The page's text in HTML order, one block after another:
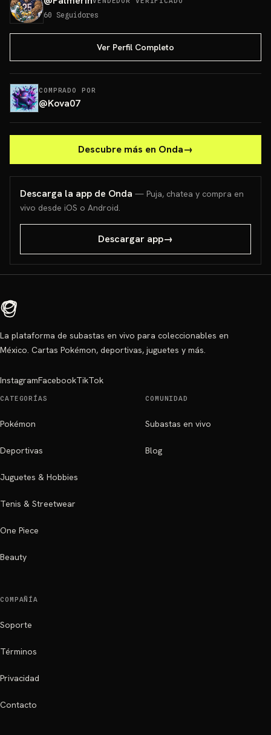
60 Seguidores
Ver Perfil Completo
COMPRADO POR
@Kova07
Descubre más en Onda→
Descarga la app de Onda — Puja, chatea y compra en
vivo desde iOS o Android.
Descargar app→
La plataforma de subastas en vivo para coleccionables en
México. Cartas Pokémon, deportivas, juguetes y más.
InstagramFacebookTikTok
CATEGORÍAS
Pokémon
Deportivas
Juguetes & Hobbies
Tenis & Streetwear
One Piece
Beauty
COMUNIDAD
Subastas en vivo
Blog
COMPAÑÍA
Soporte
Términos
Privacidad
Contacto